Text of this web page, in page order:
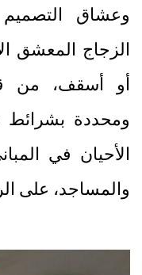
وعشاق
الزجاج المعشق
أو أسقف، من
ومحددة
الأحيان في
والمساجد، على